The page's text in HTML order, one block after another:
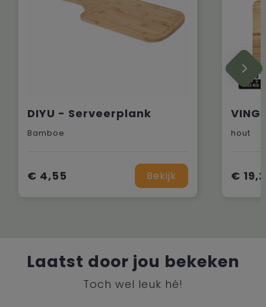
DIYU - Serveerplank
Bamboe
€ 4,55 Bekijk
hout
€
Laatst door jou bekeken
Toch wel leuk hé!